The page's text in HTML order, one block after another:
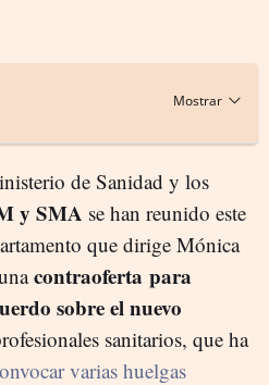
de Sanidad y los
y SMA se han reunido este
que dirige Mónica
contraoferta para
sobre el nuevo
sanitarios, que ha
varias huelgas